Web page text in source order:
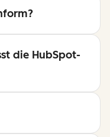
die HubSpot-